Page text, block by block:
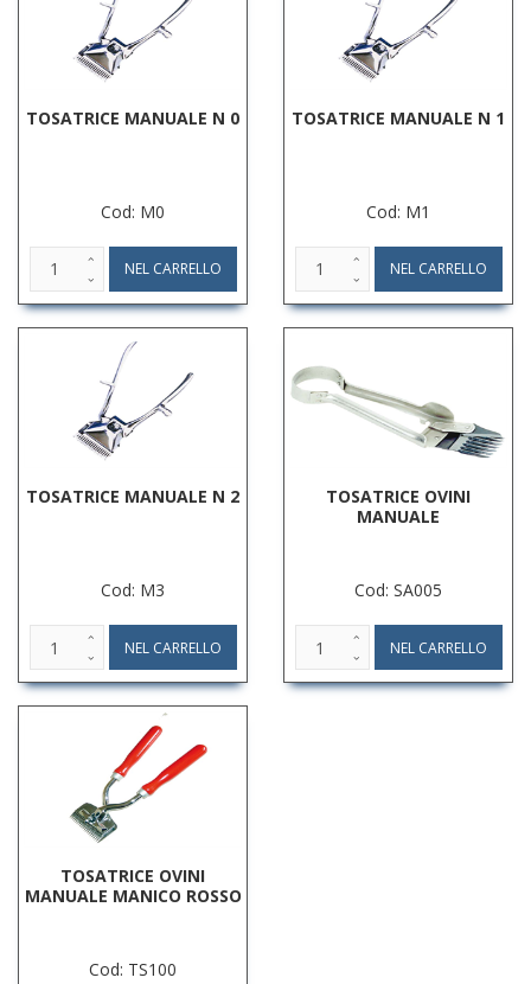
TOSATRICE MANUALE N 0
Cod: M0
TOSATRICE MANUALE N 1
Cod: M1
TOSATRICE MANUALE N 2
Cod: M3
TOSATRICE OVINI
MANUALE
Cod: SA005
TOSATRICE OVINI
MANUALE MANICO ROSSO
Cod: TS100